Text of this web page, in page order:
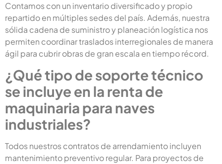
Contamos con un inventario diversificado y propio
repartido en múltiples sedes del país. Además, nuestra
sólida cadena de suministro y planeación logística nos
permiten coordinar traslados interregionales de manera
ágil para cubrir obras de gran escala en tiempo récord.
¿Qué tipo de soporte técnico
se incluye en la renta de
maquinaria para naves
industriales?
Todos nuestros contratos de arrendamiento incluyen
mantenimiento preventivo regular. Para proyectos de